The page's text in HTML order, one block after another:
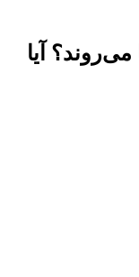
آیا